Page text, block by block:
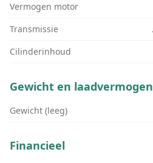
Vermogen motor
Transmissie
Cilinderinhoud
Gewicht en laadvermogen
Gewicht (leeg)
Financieel